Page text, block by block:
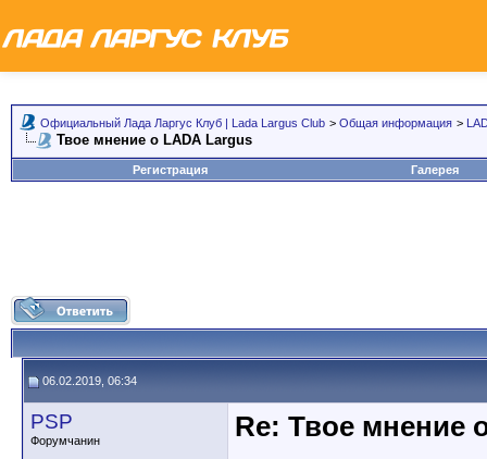
Официальный Лада Ларгус Клуб | Lada Largus Club > Общая информация >
Твое мнение о LADA Largus
Регистрация Галерея
06.02.2019, 06:34
PSP
Форумчанин
Re: Твое мнение